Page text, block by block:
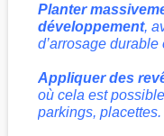
Planter
développement,
d’arrosage durable
Appliquer des
où cela est
parkings, placettes.